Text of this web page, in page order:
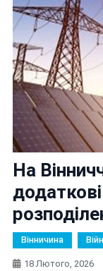
На
Вінничина
18 Лютого, 2026